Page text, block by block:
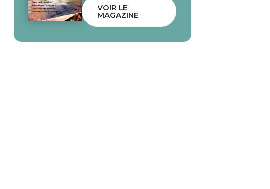
VOIR LE
MAGAZINE